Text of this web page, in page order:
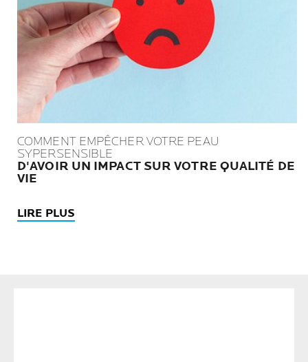
COMMENT EMPÊCHER VOTRE PEAU
SYPERSENSIBLE
D'AVOIR UN IMPACT SUR VOTRE QUALITÉ DE
VIE
LIRE PLUS